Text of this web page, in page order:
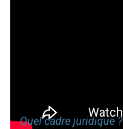
Quel cadre juridique ?